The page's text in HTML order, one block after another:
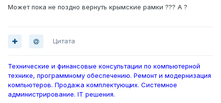
Может пока не поздно вернуть крымские рамки ??? А ?
Цитата
Технические и финансовые консультации по компьютерной
технике, программному обеспечению. Ремонт и модернизация
компьютеров. Продажа комплектующих. Системное
администрирование. IT решения.